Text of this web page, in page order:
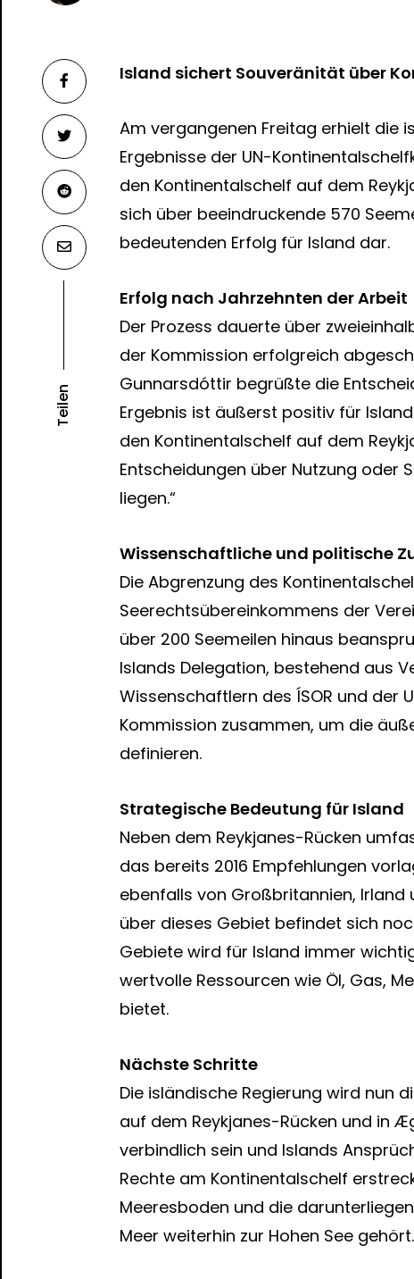
Island sichert Souveränität über
Am vergangenen Freitag erhielt die
Ergebnisse der UN-
den Kontinentalschelf auf dem
sich über beeindruckende 570
bedeutenden Erfolg für Island dar.
Erfolg nach Jahrzehnten der Arbeit
Der Prozess dauerte über
der Kommission erfolgreich
Gunnarsdóttir begrüßte die
Ergebnis ist äußerst positiv für
den Kontinentalschelf auf dem
Entscheidungen über Nutzung oder
liegen.“
Wissenschaftliche und politische
Die Abgrenzung des
Seerechtsübereinkommens der
über 200 Seemeilen hinaus
Islands Delegation, bestehend aus
Wissenschaftlern des ÍSOR und der
Kommission zusammen, um die
definieren.
Strategische Bedeutung für Island
Neben dem Reykjanes-Rücken
das bereits 2016 Empfehlungen
ebenfalls von Großbritannien, Irland
über dieses Gebiet befindet sich
Gebiete wird für Island immer
wertvolle Ressourcen wie Öl, Gas,
bietet.
Nächste Schritte
Die isländische Regierung wird nun
auf dem Reykjanes-Rücken und in
verbindlich sein und Islands
Rechte am Kontinentalschelf
Meeresboden und die
Meer weiterhin zur Hohen See gehört.
Teilen